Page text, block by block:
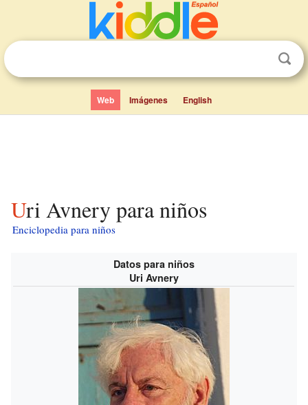
Web Imágenes English
Uri Avnery para niños
Enciclopedia para niños
Datos para niños
Uri Avnery